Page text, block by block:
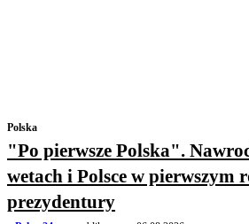
Polska
"Po pierwsze Polska".
wetach i Polsce w pierwszym
prezydentury